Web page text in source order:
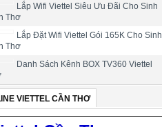
Lắp Wifi Viettel Siêu Ưu Đãi Cho Sinh
Thơ
Lắp Đặt Wifi Viettel Gói 165K Cho Sinh
Thơ
Danh Sách Kênh BOX TV360 Viettel
VIETTEL CẦN THƠ